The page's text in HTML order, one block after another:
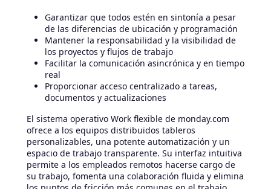
Garantizar que todos estén en sintonía a pesar
de las diferencias de ubicación y programación
Mantener la responsabilidad y la visibilidad de
los proyectos y flujos de trabajo
Facilitar la comunicación asincrónica y en tiempo
real
Proporcionar acceso centralizado a tareas,
documentos y actualizaciones
El sistema operativo Work flexible de monday.com
ofrece a los equipos distribuidos tableros
personalizables, una potente automatización y un
espacio de trabajo transparente. Su interfaz intuitiva
permite a los empleados remotos hacerse cargo de
su trabajo, fomenta una colaboración fluida y elimina